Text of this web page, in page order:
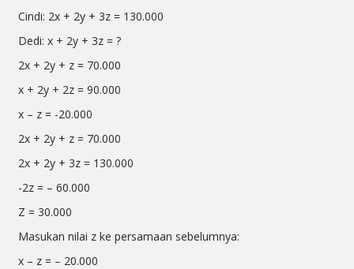
Cindi: 2x + 2y + 3z = 130.000
Dedi: x + 2y + 3z = ?
2x + 2y + z = 70.000
x + 2y + 2z = 90.000
x – z = -20.000
2x + 2y + z = 70.000
2x + 2y + 3z = 130.000
-2z = – 60.000
Z = 30.000
Masukan nilai z ke persamaan sebelumnya:
x – z = – 20.000